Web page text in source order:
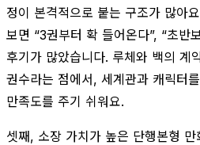
정이 본격적으로 붙는 구조가 많아
보면 “3권부터 확 들어온다”, “초반
후기가 많았습니다. 루체와 백의 계
권수라는 점에서, 세계관과 캐릭터
만족도를 주기 쉬워요.
셋째, 소장 가치가 높은 단행본형